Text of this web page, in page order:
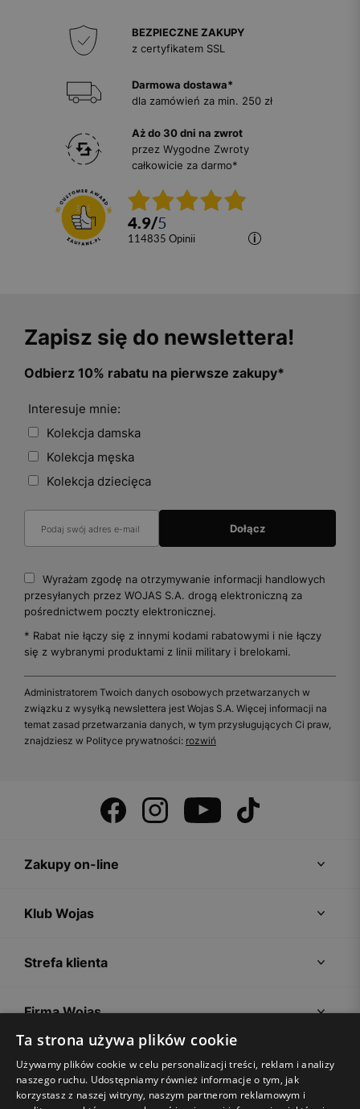
BEZPIECZNE ZAKUPY
z certyfikatem SSL
Darmowa dostawa*
dla zamówień za min. 250 zł
Aż do 30 dni na zwrot
przez Wygodne Zwroty
całkowicie za darmo*
4.9/5
114835 opinii
Zapisz się do newslettera!
Odbierz 10% rabatu na pierwsze zakupy*
Interesuje mnie:
Kolekcja damska
Kolekcja męska
Kolekcja dziecięca
Wyrażam zgodę na otrzymywanie informacji handlowych
przesyłanych przez WOJAS S.A. drogą elektroniczną za
pośrednictwem poczty elektronicznej.
* Rabat nie łączy się z innymi kodami rabatowymi i nie łączy
się z wybranymi produktami z linii military i brelokami.
Administratorem Twoich danych osobowych przetwarzanych w
związku z wysyłką newslettera jest Wojas S.A. Więcej informacji na
temat zasad przetwarzania danych, w tym przysługujących Ci praw,
znajdziesz w Polityce prywatności: rozwiń
Zakupy on-line
Klub Wojas
Strefa klienta
Firma Wojas
Porady
Ta strona używa plików cookie
Używamy plików cookie w celu personalizacji treści, reklam i analizy
naszego ruchu. Udostępniamy również informacje o tym, jak
korzystasz z naszej witryny, naszym partnerom reklamowym i